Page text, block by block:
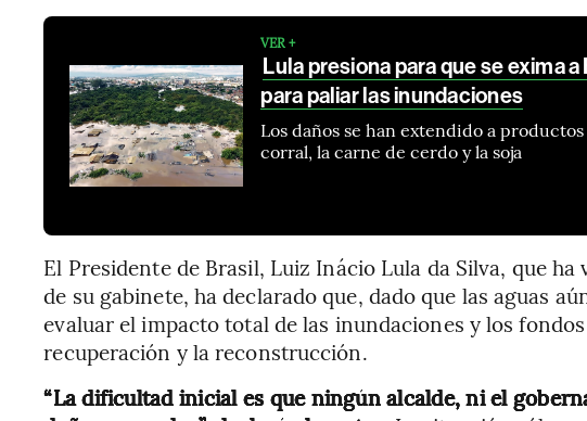
VER +
Lula presiona para que se exima
para paliar las inundaciones
Los daños se han extendido a
corral, la carne de cerdo y la soja
El Presidente de Brasil, Luiz Inácio Lula da Silva, que
de su gabinete, ha declarado que, dado que las aguas
evaluar el impacto total de las inundaciones y los
recuperación y la reconstrucción.
“La dificultad inicial es que ningún alcalde, ni el